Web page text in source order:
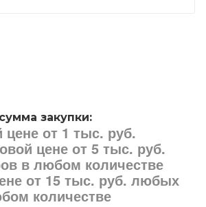
закупки:
цене от 1 тыс. руб.
цене от 5 тыс. руб.
в любом количестве
от 15 тыс. руб. любых
количестве